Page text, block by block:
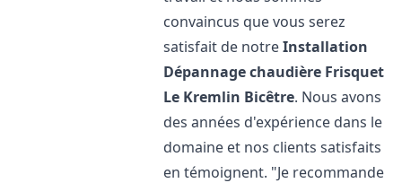
convaincus que vous serez
satisfait de notreInstallation
Dépannage chaudière Frisquet
Le Kremlin Bicêtre. Nous avons
des années d'expérience dans le
domaine et nos clients satisfaits
en témoignent. "Je recommande